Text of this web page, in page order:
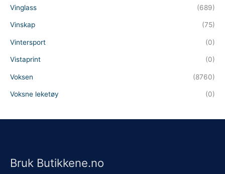
Vinglass (689)
Vinskap (75)
Vintersport (0)
Vistaprint (0)
Voksen (8760)
Voksne leketøy (0)
Bruk Butikkene.no